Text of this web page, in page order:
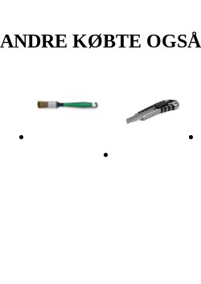
ANDRE KØBTE OGSÅ